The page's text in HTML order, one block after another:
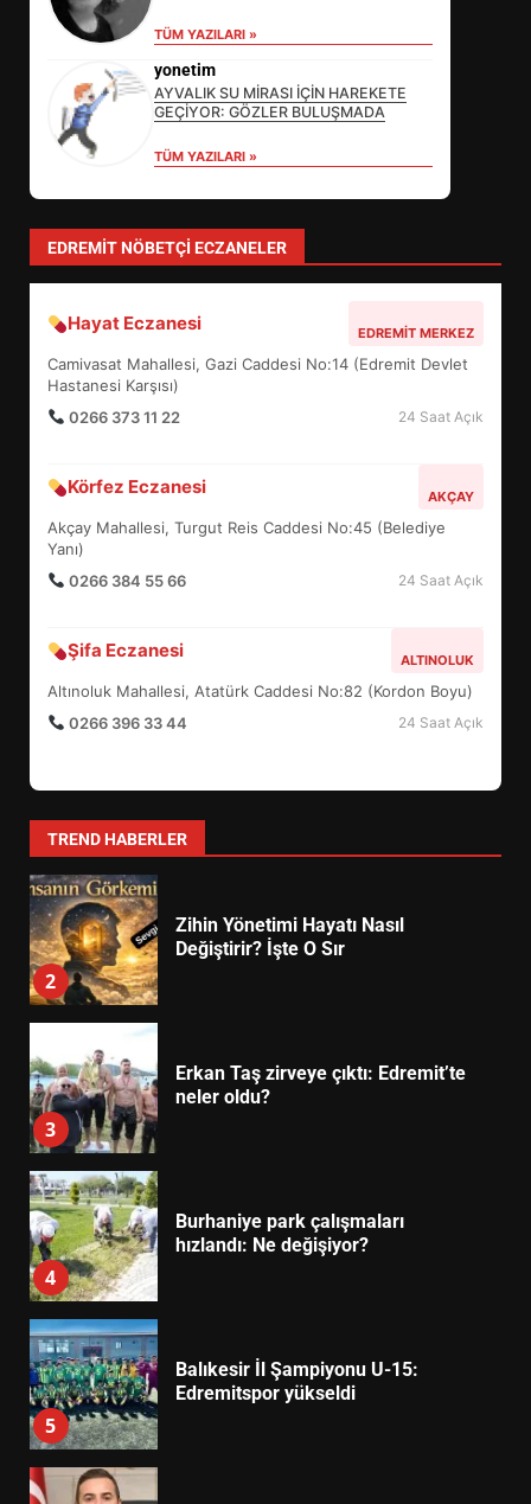
TÜM YAZILARI »
yonetim
AYVALIK SU MİRASI İÇİN HAREKETE
GEÇİYOR: GÖZLER BULUŞMADA
TÜM YAZILARI »
EDREMIT NÖBETÇI ECZANELER
Hayat Eczanesi EDREMIT MERKEZ
Camivasat Mahallesi, Gazi Caddesi No:14 (Edremit Devlet
Hastanesi Karşısı)
0266 373 11 22
24 Saat Açık
Körfez Eczanesi AKÇAY
Akçay Mahallesi, Turgut Reis Caddesi No:45 (Belediye
Yanı)
0266 384 55 66
24 Saat Açık
Şifa Eczanesi ALTINOLUK
Altınoluk Mahallesi, Atatürk Caddesi No:82 (Kordon Boyu)
0266 396 33 44
24 Saat Açık
TREND HABERLER
Erkan Taş zirveye çıktı: Edremit’te
neler oldu?
4
5
Balıkesir İl Şampiyonu U-15:
Edremitspor yükseldi
6
1 Mayıs Emek ve Dayanışma
7
Günü mesajı: Hakan Şehirli
1
2
Zihin Yönetimi Hayatı Nasıl
Değiştirir? İşte O Sır
3
Erkan Taş zirveye çıktı: Edremit’te
neler oldu?
4
Burhaniye park çalışmaları
hızlandı: Ne değişiyor?
5
Balıkesir İl Şampiyonu U-15:
Edremitspor yükseldi